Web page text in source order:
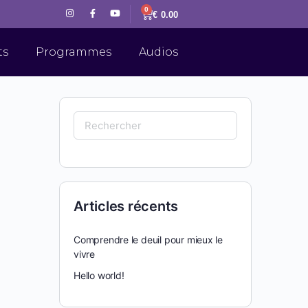
€ 0.00
0
Programmes Audios
Articles récents
Comprendre le deuil pour mieux le
vivre
Hello world!